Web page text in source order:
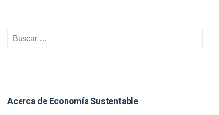
Acerca de Economía Sustentable